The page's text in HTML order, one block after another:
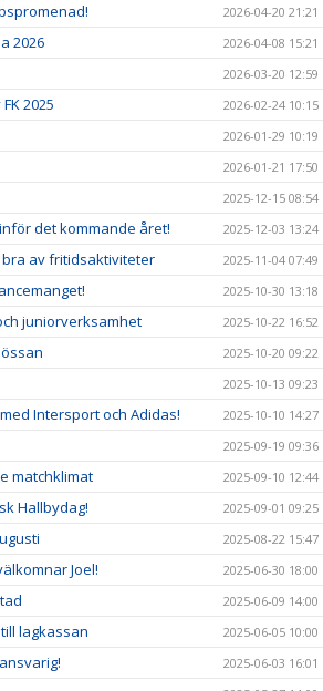
2026-04-20 21:21
2026 2026-04-08 15:21
2026-03-20 12:59
2025 2026-02-24 10:15
2026-01-29 10:19
2026-01-21 17:50
2025-12-15 08:54
det kommande året! 2025-12-03 13:24
av fritidsaktiviteter 2025-11-04 07:49
2025-10-30 13:18
juniorverksamhet 2025-10-22 16:52
2025-10-20 09:22
2025-10-13 09:23
Intersport och Adidas! 2025-10-10 14:27
2025-09-19 09:36
matchklimat 2025-09-10 12:44
Hallbydag! 2025-09-01 09:25
2025-08-22 15:47
Joel! 2025-06-30 18:00
2025-06-09 14:00
lagkassan 2025-06-05 10:00
2025-06-03 16:01